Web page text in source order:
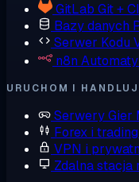
GitLab Git +
Bazy danych
Serwer Kodu
n8n
URUCHOM I HANDLUJ
Serwery Gier
Forex i trading
VPN i
Zdalna stacja